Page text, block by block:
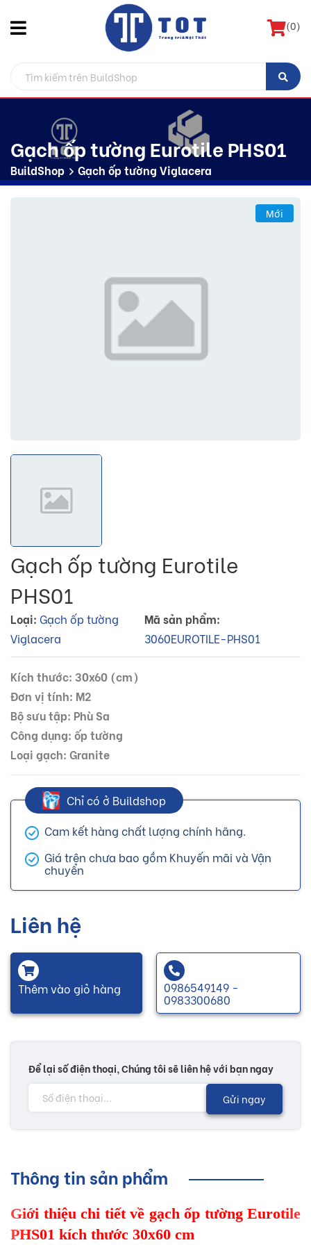
(0)
Gạch ốp tường Eurotile PHS01
BuildShop Gạch ốp tường Viglacera
Mới
Gạch ốp tường Eurotile
PHS01
Loại: Gạch ốp tường
Viglacera
Mã sản phẩm:
3060EUROTILE-PHS01
Kích thước: 30x60 (cm)
Đơn vị tính: M2
Bộ sưu tập: Phù Sa
Công dụng: ốp tường
Loại gạch: Granite
Chỉ có ở Buildshop
Cam kết hàng chất lượng chính hãng.
Giá trên chưa bao gồm Khuyến mãi và Vận
chuyển
Liên hệ
Thêm vào giỏ hàng 0986549149 -
0983300680
Để lại số điện thoại, Chúng tôi sẽ liên hệ với bạn ngay
Gửi ngay
Thông tin sản phẩm
Giới thiệu chi tiết về gạch ốp tường Eurotile
PHS01 kích thước 30x60 cm